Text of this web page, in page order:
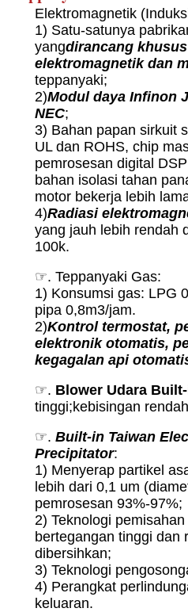
Elektromagnetik
1) Satu-satunya
yangdirancang
elektromagnetik dan
teppanyaki;
2)Modul daya Infinon
NEC;
3) Bahan papan sirkuit
UL dan ROHS, chip
pemrosesan digital
bahan isolasi tahan
motor bekerja lebih
4)Radiasi
yang jauh lebih rendah
100k.
☞. Teppanyaki Gas:
1) Konsumsi gas: LPG
pipa 0,8m3/jam.
2)Kontrol termostat,
elektronik otomatis,
kegagalan api
☞. Blower Udara
tinggi;kebisingan
☞. Built-in Taiwan
Precipitator:
1) Menyerap partikel
lebih dari 0,1 um
pemrosesan 93%-97%;
2) Teknologi
bertegangan tinggi dan
dibersihkan;
3) Teknologi
4) Perangkat
keluaran.